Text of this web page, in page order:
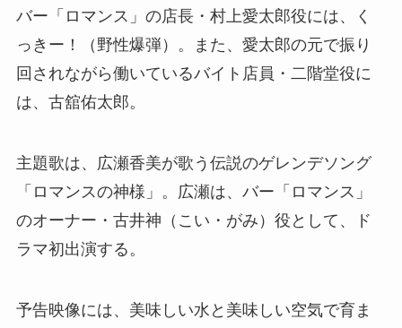
バー「ロマンス」の店長・村上愛太郎役には、く
っきー！（野性爆弾）。また、愛太郎の元で振り
回されながら働いているバイト店員・二階堂役に
は、古舘佑太郎。
主題歌は、広瀬香美が歌う伝説のゲレンデソング
「ロマンスの神様」。広瀬は、バー「ロマンス」
のオーナー・古井神（こい・がみ）役として、ド
ラマ初出演する。
予告映像には、美味しい水と美味しい空気で育ま